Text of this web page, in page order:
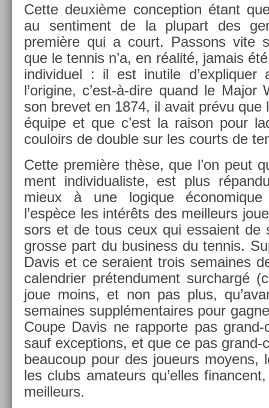
Cette deuxième con­cep­tion étant
au sen­ti­ment de la plupart des
première qui a court. Pas­sons vite
que le ten­nis n’a, en réalité, jamais
in­dividuel : il est in­utile d’expliqu­er
l’origine, c’est-à-dire quand le Major
son brevet en 1874, il avait prévu que
équipe et que c’est la raison pour
co­uloirs de doub­le sur les co­urts de
Cette première thèse, que l’on peut
ment in­dividualis­te, est plus
mieux à une logique
l’espèce les intérêts des meil­leurs
sors et de tous ceux qui es­saient de
gros­se part du busi­ness du ten­nis.
Davis et ce seraient trois semaines
calendri­er préten­du­ment sur­chargé
joue moins, et non pas plus,
semaines sup­plémen­taires pour
Coupe Davis ne rap­porte pas
sauf ex­cep­tions, et que ce pas grand-
be­aucoup pour des joueurs moyens,
les clubs amateurs qu’elles
meil­leurs.